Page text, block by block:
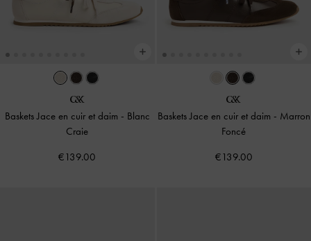
Baskets Jace en cuir et daim - Blanc
Craie
€139.00
Baskets Jace en cuir et daim - Marron
Foncé
€139.00